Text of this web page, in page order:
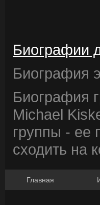
Биографии
Биография
Биография
Michael
группы - ее
сходить на
Главная